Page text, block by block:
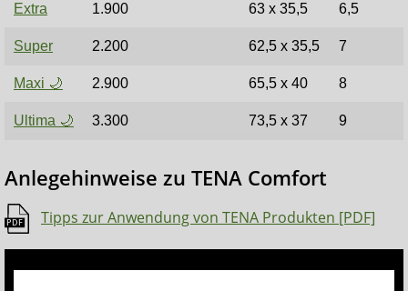
Extra 1.900 63 x 35,5 6,5
Super 2.200 62,5 x 35,5 7
Maxi 🌙 2.900 65,5 x 40 8
Ultima 🌙 3.300 73,5 x 37 9
Anlegehinweise zu TENA Comfort
Tipps zur Anwendung von TENA Produkten [PDF]